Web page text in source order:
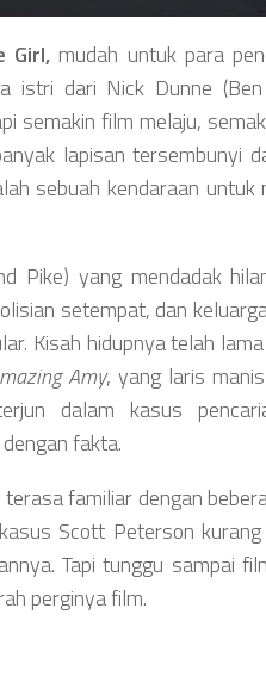
Girl, mudah untuk para
istri dari Nick Dunne
semakin film melaju,
lapisan tersembunyi
sebuah kendaraan
Pike) yang mendadak
setempat, dan
Kisah hidupnya telah
Amy, yang laris
dalam kasus
fakta.
familiar dengan
Scott Peterson
Tapi tunggu sampai
perginya film.